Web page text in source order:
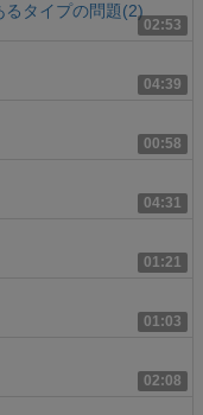
02:53
タイプの問題(2)
04:39
00:58
04:31
01:21
01:03
02:08